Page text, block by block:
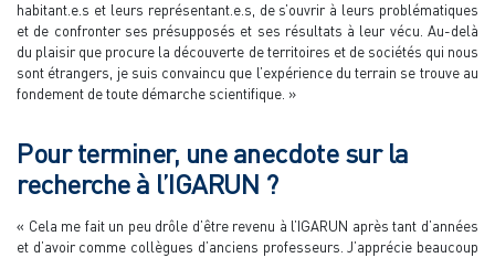
habitant.e.s et leurs représentant.e.s, de s’ouvrir à leurs problématiques
et de confronter ses présupposés et ses résultats à leur vécu. Au-delà
du plaisir que procure la découverte de territoires et de sociétés qui nous
sont étrangers, je suis convaincu que l’expérience du terrain se trouve au
fondement de toute démarche scientifique. »
Pour terminer, une anecdote sur la
recherche à l’IGARUN ?
« Cela me fait un peu drôle d’être revenu à l’IGARUN après tant d’années
et d’avoir comme collègues d’anciens professeurs. J’apprécie beaucoup